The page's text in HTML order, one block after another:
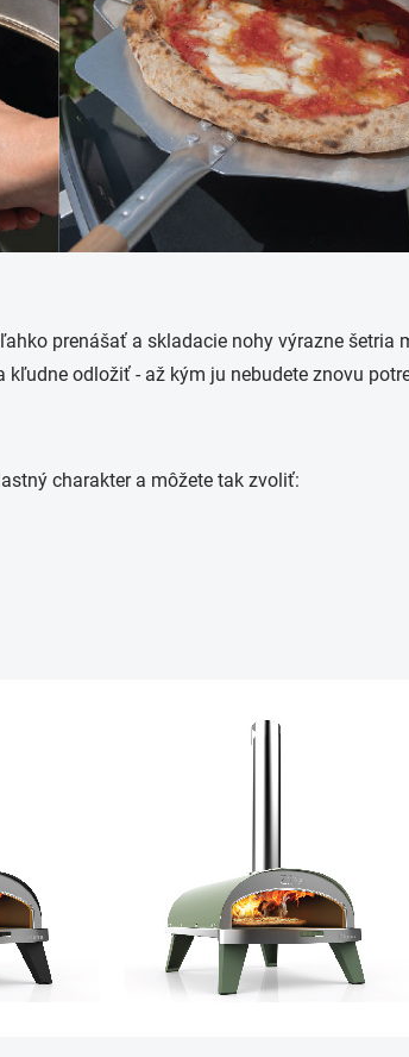
prenášať a skladacie nohy výrazne šetria
odložiť - až kým ju nebudete znovu
charakter a môžete tak zvoliť: